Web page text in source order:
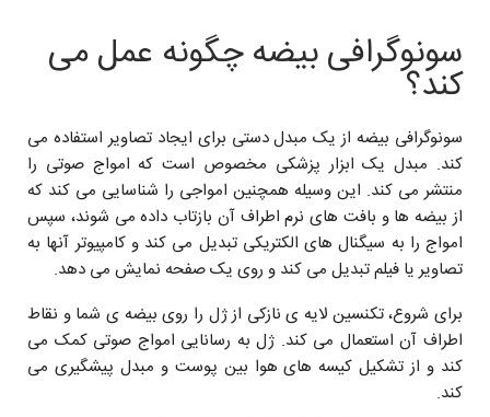
سونوگرافی بیضه چگونه عمل می
کند؟
سونوگرافی بیضه از یک مبدل دستی برای ایجاد تصاویر استفاده می
کند. مبدل یک ابزار پزشکی مخصوص است که امواج صوتی را
منتشر می کند. این وسیله همچنین امواجی را شناسایی می کند که
از بیضه ها و بافت های نرم اطراف آن بازتاب داده می شوند، سپس
امواج را به سیگنال های الکتریکی تبدیل می کند و کامپیوتر آنها به
تصاویر یا فیلم تبدیل می کند و روی یک صفحه نمایش می دهد.
برای شروع، تکنسین لایه ی نازکی از ژل را روی بیضه ی شما و نقاط
اطراف آن استعمال می کند. ژل به رسانایی امواج صوتی کمک می
کند و از تشکیل کیسه های هوا بین پوست و مبدل پیشگیری می
کند.